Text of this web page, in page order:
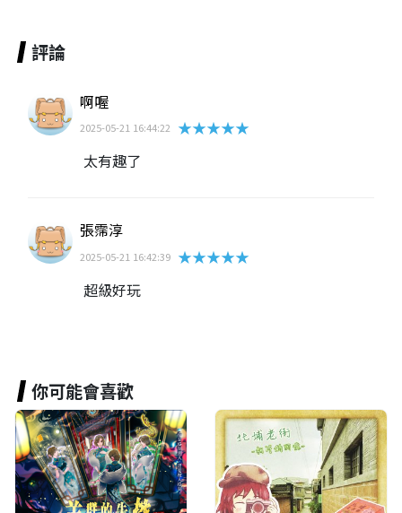
評論
啊喔
2025-05-21 16:44:22
★★★★★
太有趣了
張霈淳
2025-05-21 16:42:39 ★★★★★
超級好玩
你可能會喜歡